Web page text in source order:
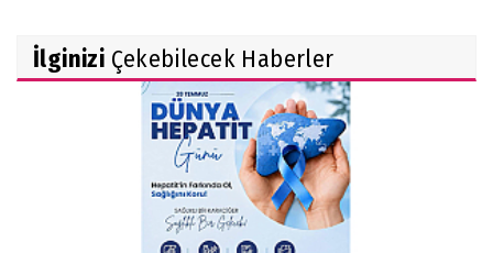
İlginizi Çekebilecek Haberler